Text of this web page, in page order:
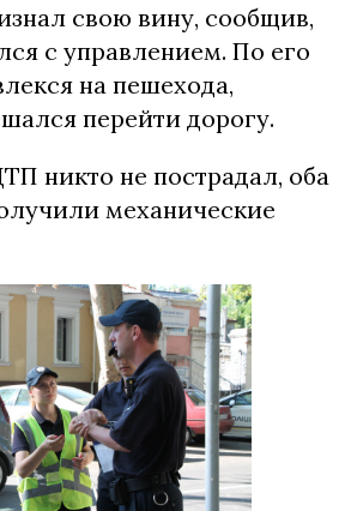
свою вину, сообщив,
с управлением. По его
на пешехода,
перейти дорогу.
никто не пострадал, оба
механические